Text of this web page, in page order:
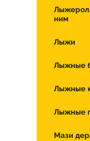
ним
Лыжи
Лыжные
Лыжные
Лыжные
Мази